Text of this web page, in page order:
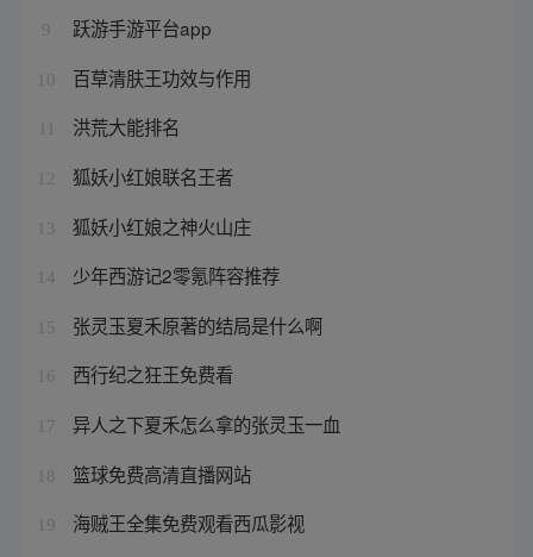
9 跃游手游平台app
10 百草清肤王功效与作用
洪荒大能排名
12 狐妖小红娘联名王者
13 狐妖小红娘之神火山庄
14 少年西游记2零氪阵容推荐
15 张灵玉夏禾原著的结局是什么啊
16 西行纪之狂王免费看
17 异人之下夏禾怎么拿的张灵玉一血
18 篮球免费高清直播网站
19 海贼王全集免费观看西瓜影视